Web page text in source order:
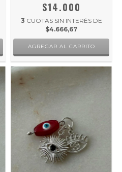
$14.000
3 CUOTAS SIN INTERÉS DE
$4.666,67